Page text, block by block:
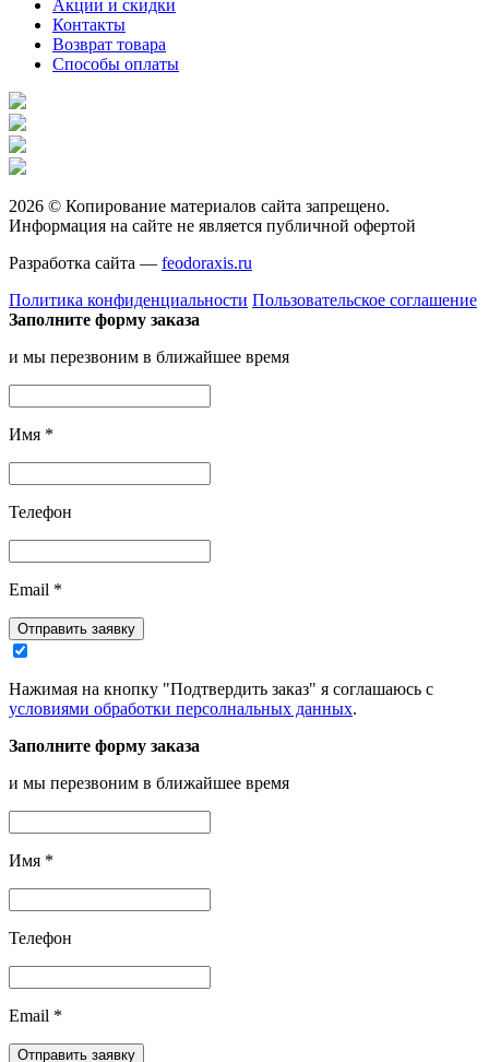
Акции и скидки
Контакты
Возврат товара
Способы оплаты
2026 © Копирование материалов сайта запрещено.
Информация на сайте не является публичной офертой
Разработка сайта — feodoraxis.ru
Политика конфиденциальности Пользовательское соглашение
Заполните форму заказа
и мы перезвоним в ближайшее время
Имя *
Телефон
Email *
Отправить заявку
Нажимая на кнопку "Подтвердить заказ" я соглашаюсь с
условиями обработки персолнальных данных.
Заполните форму заказа
и мы перезвоним в ближайшее время
Имя *
Телефон
Email *
Отправить заявку